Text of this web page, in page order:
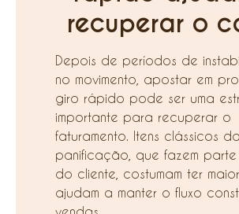
recuperar o
Depois de períodos de
no movimento, apostar em
giro rápido pode ser uma
importante para recuperar o
faturamento. Itens clássicos da
panificação, que fazem
do cliente, costumam ter
ajudam a manter o fluxo